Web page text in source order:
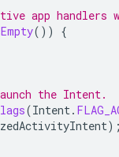
app handlers
())
{
the Intent.
(Intent.